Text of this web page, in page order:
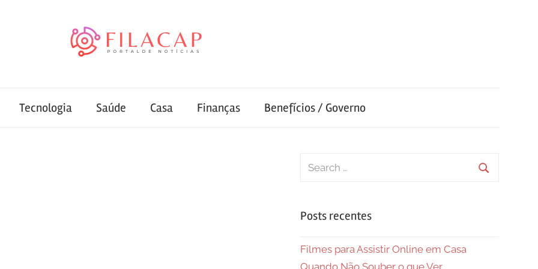
Tecnologia Saúde Casa Finanças Benefícios / Governo
Search
Posts recentes
Filmes para Assistir Online em Casa